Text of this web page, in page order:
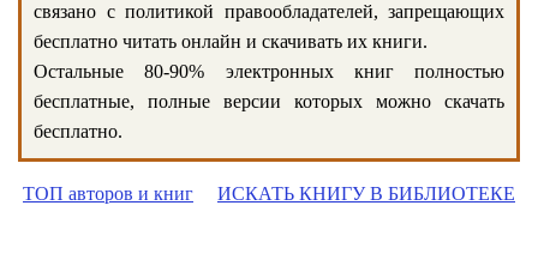
связано с политикой правообладателей, запрещающих
бесплатно читать онлайн и скачивать их книги.
Остальные 80-90% электронных книг полностью
бесплатные, полные версии которых можно скачать
бесплатно.
ТОП авторов и книг ИСКАТЬ КНИГУ В БИБЛИОТЕКЕ